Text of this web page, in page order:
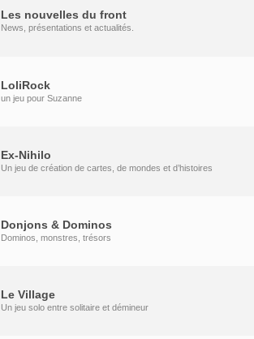
Les nouvelles du front
News, présentations et actualités.
LoliRock
un jeu pour Suzanne
Ex-Nihilo
Un jeu de création de cartes, de mondes et d’histoires
Donjons & Dominos
Dominos, monstres, trésors
Le Village
Un jeu solo entre solitaire et démineur